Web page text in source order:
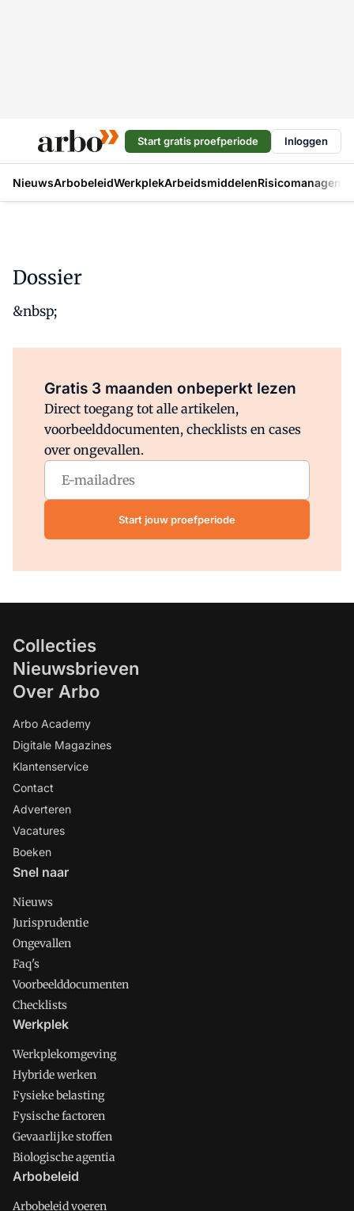
Start gratis proefperiode Inloggen
NieuwsArbobeleidWerkplekArbeidsmiddelen
Dossier
&nbsp;
Gratis 3 maanden onbeperkt lezen
Direct toegang tot alle artikelen,
voorbeelddocumenten, checklists en cases
over ongevallen.
Start jouw proefperiode
Collecties
Nieuwsbrieven
Over Arbo
Arbo Academy
Digitale Magazines
Klantenservice
Contact
Adverteren
Vacatures
Boeken
Snel naar
Nieuws
Jurisprudentie
Ongevallen
Faq's
Voorbeelddocumenten
Checklists
Werkplek
Werkplekomgeving
Hybride werken
Fysieke belasting
Fysische factoren
Gevaarlijke stoffen
Biologische agentia
Arbobeleid
Arbobeleid voeren